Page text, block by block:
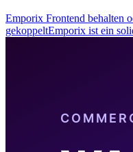
Emporix Frontend behalten
gekoppeltEmporix ist ein